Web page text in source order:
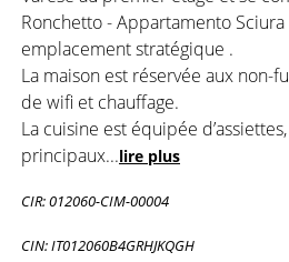
Ronchetto - Appartamento Sciura
emplacement stratégique .
La maison est réservée aux non-
de wifi et chauffage.
La cuisine est équipée
principaux...lire plus
CIR: 012060-CIM-00004
CIN: IT012060B4GRHJKQGH